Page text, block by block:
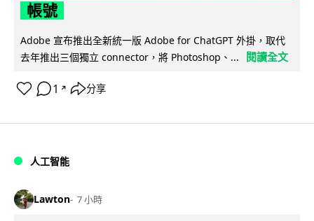
帳號
Adobe 宣布推出全新統一版 Adobe for ChatGPT 外掛，取代
去年推出三個獨立 connector，將 Photoshop、...
閱讀全文
1 ↗ 分享
人工智能
Lawton 7 小時